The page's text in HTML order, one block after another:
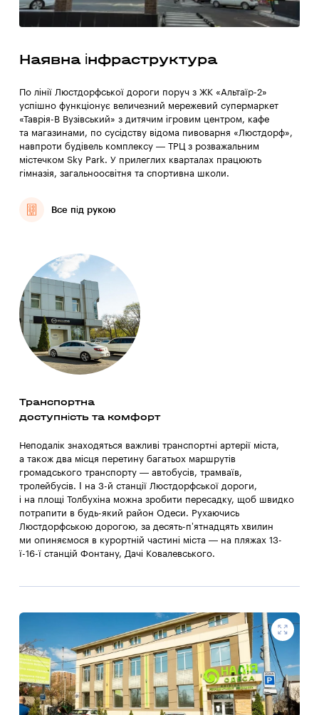
Наявна інфраструктура
По лінії Люстдорфської дороги поруч з ЖК «Альтаїр-2»
успішно функціонує величезний мережевий супермаркет
«Таврія-В Вузівський» з дитячим ігровим центром, кафе
та магазинами, по сусідству відома пивоварня «Люстдорф»,
навпроти будівель комплексу — ТРЦ з розважальним
містечком Sky Park. У прилеглих кварталах працюють
гімназія, загальноосвітня та спортивна школи.
Все під рукою
Транспортна
доступність та комфорт
Неподалік знаходяться важливі транспортні артерії міста,
а також два місця перетину багатьох маршрутів
громадського транспорту — автобусів, трамваїв,
тролейбусів. І на 3-й станції Люстдорфської дороги,
і на площі Толбухіна можна зробити пересадку, щоб швидко
потрапити в будь-який район Одеси. Рухаючись
Люстдорфською дорогою, за десять-п’ятнадцять хвилин
ми опиняємося в курортній частині міста — на пляжах 13-
ї-16-ї станцій Фонтану, Дачі Ковалевського.